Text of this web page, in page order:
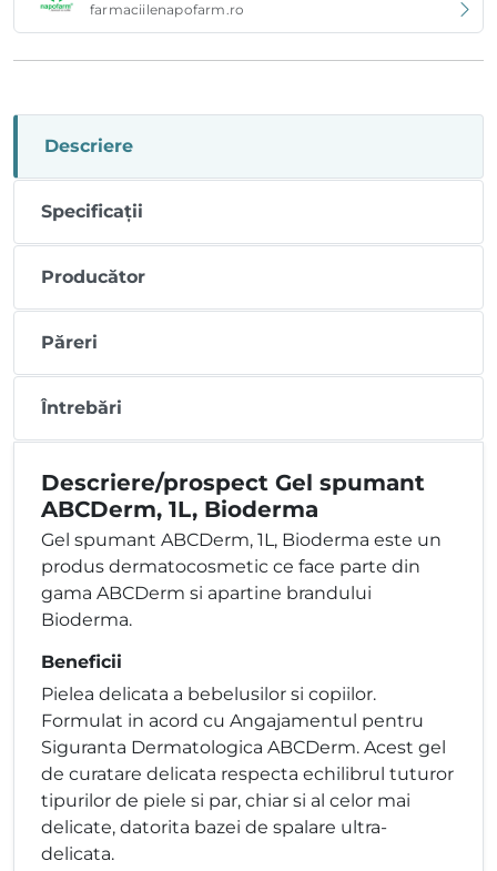
farmaciilenapofarm.ro
Descriere
Specificații
Producător
Păreri
Întrebări
Descriere/prospect Gel spumant
ABCDerm, 1L, Bioderma
Gel spumant ABCDerm, 1L, Bioderma este un
produs dermatocosmetic ce face parte din
gama ABCDerm si apartine brandului
Bioderma.
Beneficii
Pielea delicata a bebelusilor si copiilor.
Formulat in acord cu Angajamentul pentru
Siguranta Dermatologica ABCDerm. Acest gel
de curatare delicata respecta echilibrul tuturor
tipurilor de piele si par, chiar si al celor mai
delicate, datorita bazei de spalare ultra-
delicata.